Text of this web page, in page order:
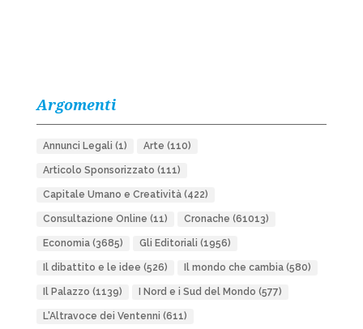
Argomenti
Annunci Legali (1) Arte (110)
Articolo Sponsorizzato (111)
Capitale Umano e Creatività(422)
Consultazione Online (11) Cronache (61013)
Economia(3685) Gli Editoriali (1956)
Il dibattito e le idee (526) Il mondo che cambia(580)
Il Palazzo (1139) I Nord e i Sud del Mondo (577)
L'Altravoce dei Ventenni (611)